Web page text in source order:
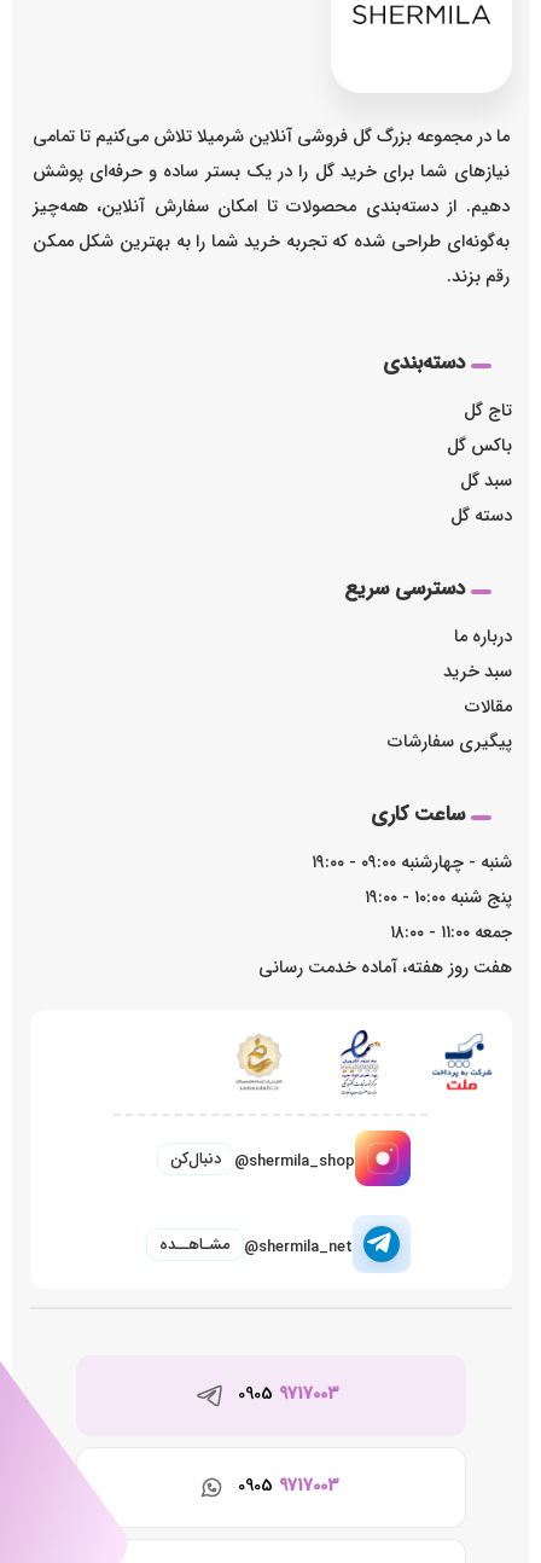
ما در مجموعه بزرگ گل فروشی آنلاین شرمیلا تلاش می‌کنیم تا تمامی
نیازهای شما برای خرید گل را در یک بستر ساده و حرفه‌ای پوشش
دهیم. از دسته‌بندی محصولات تا امکان سفارش آنلاین، همه‌چیز
به‌گونه‌ای طراحی شده که تجربه خرید شما را به بهترین شکل ممکن
رقم بزند.
دسته‌بندی
تاج گل
باکس گل
سبد گل
دسته گل
دسترسی سریع
درباره ما
سبد خرید
مقالات
پیگیری سفارشات
ساعت کاری
شنبه - چهارشنبه ۰۹:۰۰ - ۱۹:۰۰
پنج شنبه ۱۰:۰۰ - ۱۹:۰۰
جمعه ۱۱:۰۰ - ۱۸:۰۰
هفت روز هفته، آماده خدمت رسانی
@shermila_shop دنبال‌کن
@shermila_net مشـاهــده
0905 9717003
0905 9717003